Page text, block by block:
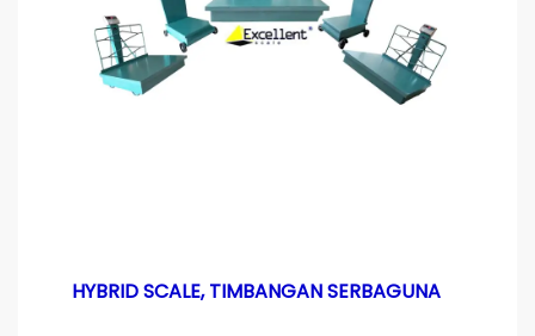
HYBRID SCALE, TIMBANGAN SERBAGUNA